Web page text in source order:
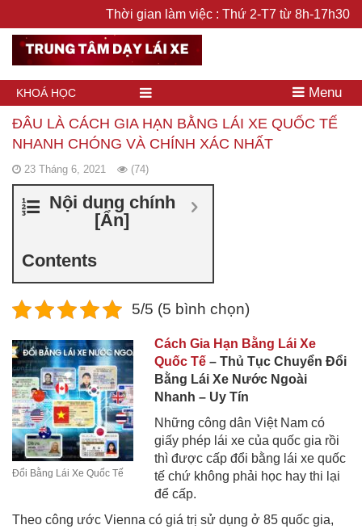
Thời gian làm việc : Thứ 2-T7 từ 8h-17h30
KHOÁ HỌC Menu
ĐÂU LÀ CÁCH GIA HẠN BẰNG LÁI XE QUỐC TẾ
NHANH CHÓNG VÀ CHÍNH XÁC NHẤT
23 Tháng 6, 2021 (74)
Nội dung chính
[Ẩn]
Contents
5/5 (5 bình chọn)
Đổi Bằng Lái Xe Quốc Tế
Cách Gia Hạn Bằng Lái Xe
Quốc Tế– Thủ Tục Chuyển Đổi
Bằng Lái Xe Nước Ngoài
Nhanh – Uy Tín
Những công dân Việt Nam có
giấy phép lái xe của quốc gia rồi
thì được cấp đổi bằng lái xe quốc
tế chứ không phải học hay thi lại
để cấp.
Theo công ước Vienna có giá trị sử dụng ở 85 quốc gia,